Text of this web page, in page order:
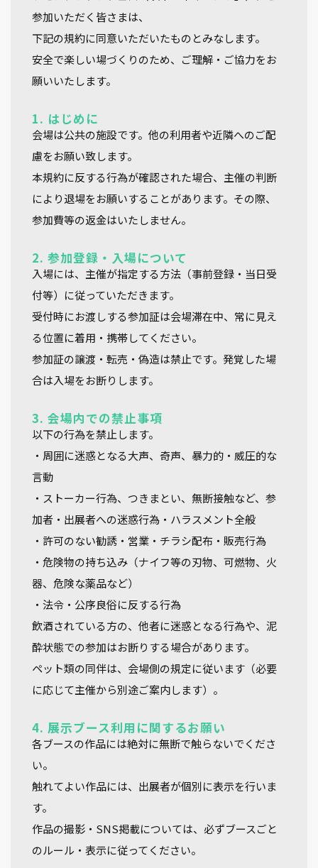
参加いただく皆さまは、
下記の規約に同意いただいたものとみなします。
安全で楽しい場づくりのため、ご理解・ご協力をお
願いいたします。
1. はじめに
会場は公共の施設です。他の利用者や近隣へのご配
慮をお願い致します。
本規約に反する行為が確認された場合、主催の判断
により退場をお願いすることがあります。その際、
参加費等の返金はいたしません。
2. 参加登録・入場について
入場には、主催が指定する方法（事前登録・当日受
付等）に従っていただきます。
受付時にお渡しする参加証は会場滞在中、常に見え
る位置に着用・携帯してください。
参加証の譲渡・転売・偽造は禁止です。発覚した場
合は入場をお断りします。
3. 会場内での禁止事項
以下の行為を禁止します。
・周囲に迷惑となる大声、奇声、暴力的・威圧的な
言動
・ストーカー行為、つきまとい、無断接触など、参
加者・出展者への迷惑行為・ハラスメント全般
・許可のない勧誘・営業・チラシ配布・販売行為
・危険物の持ち込み（ナイフ等の刃物、可燃物、火
器、危険な薬品など）
・法令・公序良俗に反する行為
飲酒されている方の、他者に迷惑となる行為や、泥
酔状態での参加はお断りする場合があります。
ペット類の同伴は、会場側の規定に従います（必要
に応じて主催から別途ご案内します）。
4. 展示ブース利用に関するお願い
各ブースの作品には絶対に無断で触らないでくださ
い。
触れてよい作品には、出展者が個別に表示を行いま
す。
作品の撮影・SNS掲載については、 必ずブースごと
のルール・表示に従ってください。